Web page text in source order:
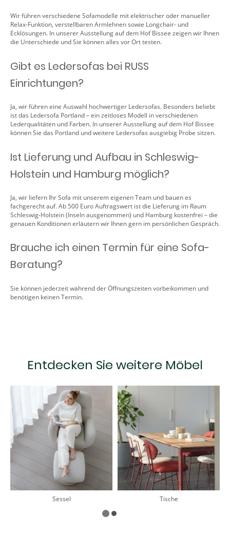
Wir führen verschiedene Sofamodelle mit elektrischer oder manueller
Relax-Funktion, verstellbaren Armlehnen sowie Longchair- und
Ecklösungen. In unserer Ausstellung auf dem Hof Bissee zeigen wir Ihnen
die Unterschiede und Sie können alles vor Ort testen.
Gibt es Ledersofas bei RUSS
Einrichtungen?
Ja, wir führen eine Auswahl hochwertiger Ledersofas. Besonders beliebt
ist das Ledersofa Portland – ein zeitloses Modell in verschiedenen
Lederqualitäten und Farben. In unserer Ausstellung auf dem Hof Bissee
können Sie das Portland und weitere Ledersofas ausgiebig Probe sitzen.
Ist Lieferung und Aufbau in Schleswig-
Holstein und Hamburg möglich?
Ja, wir liefern Ihr Sofa mit unserem eigenen Team und bauen es
fachgerecht auf. Ab 500 Euro Auftragswert ist die Lieferung im Raum
Schleswig-Holstein (Inseln ausgenommen) und Hamburg kostenfrei – die
genauen Konditionen erläutern wir Ihnen gern im persönlichen Gespräch.
Brauche ich einen Termin für eine Sofa-
Beratung?
Sie können jederzeit während der Öffnungszeiten vorbeikommen und
benötigen keinen Termin.
Entdecken Sie weitere Möbel
Sessel Tische